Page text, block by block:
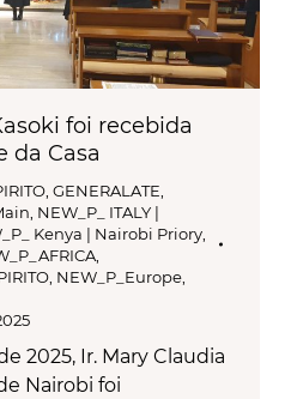
foi recebida
da Casa
GENERALATE
NEW_P_ ITALY |
Kenya | Nairobi Priory
NEW_P_Europe
2025, Ir. Mary Claudia
Nairobi foi